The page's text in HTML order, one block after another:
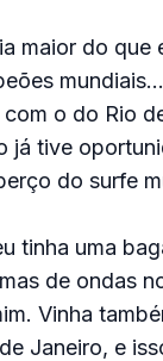
maior do que
o do Rio
já tive
do surfe
tinha uma
de ondas
Vinha
Janeiro, e